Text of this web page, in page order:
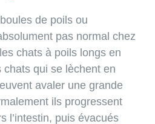
de poils ou
pas normal chez
chats à poils longs en
qui se lèchent en
avaler une grande
ils progressent
l’intestin, puis évacués